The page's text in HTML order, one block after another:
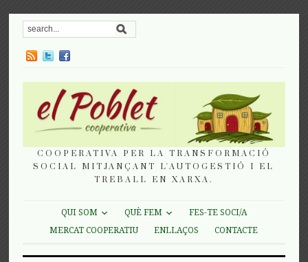
COOPERATIVA PER LA TRANSFORMACIÓ
SOCIAL MITJANÇANT L'AUTOGESTIÓ I EL
TREBALL EN XARXA.
QUI SOM QUÈ FEM
FES-TE SOCI/A
MERCAT COOPERATIU
ENLLAÇOS CONTACTE